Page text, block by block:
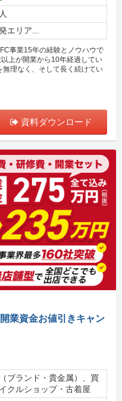
エリア...
事業15年の経験とノウハウで
上が開業から10年経過してい
理なく、そして長く続けてい
資料ダウンロード
業資金お値引きキャン
ブランド・貴金属）、買
クルショップ・古着屋